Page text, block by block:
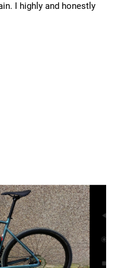
I highly and honestly